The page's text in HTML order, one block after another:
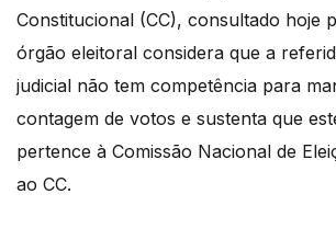
Constitucional (CC), consultado hoje
órgão eleitoral considera que a
judicial não tem competência para
contagem de votos e sustenta que
pertence à Comissão Nacional de
ao CC.